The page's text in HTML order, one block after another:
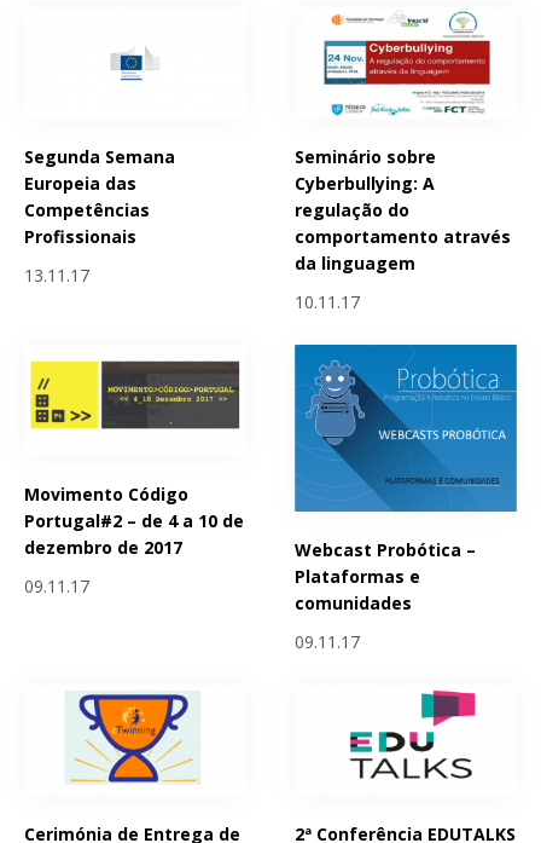
Segunda Semana
Europeia das
Competências
Profissionais
13.11.17
Seminário sobre
Cyberbullying: A
regulação do
comportamento através
da linguagem
10.11.17
Movimento Código
Portugal#2 – de 4 a 10 de
dezembro de 2017
09.11.17
Webcast Probótica –
Plataformas e
comunidades
09.11.17
Cerimónia de Entrega de
2ª Conferência EDUTALKS